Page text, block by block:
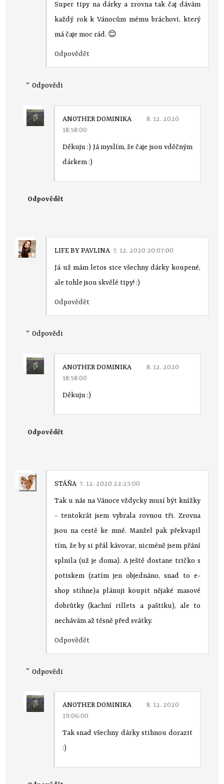
Super tipy na dárky a zrovna tak čaj dávám
každý rok k Vánocům mému bráchovi, který
má čaje moc rád. 😊
Odpovědět
Odpovědi
ANOTHER DOMINIKA
8. 12. 2020
18:58:00
Děkuju :) Já myslím, že čaje jsou vděčným
dárkem :)
Odpovědět
LIFE BY PAVLINA 7. 12. 2020 20:07:00
Já už mám letos sice všechny dárky koupené,
ale tohle jsou skvělé tipy! :)
Odpovědět
Odpovědi
ANOTHER DOMINIKA
8. 12. 2020
18:58:00
Děkuju :)
Odpovědět
STÁŇA 7. 12. 2020 22:25:00
Tak u nás na Vánoce vždycky musí být knížky
- tentokrát jsem vybrala rovnou tři. Zrovna
jsou na cestě ke mně. Manžel pak překvapil
tím, že by si přál kávovar, nicméně jsem přání
splnila (už je doma). A ještě dostane tričko s
potiskem (zatím jen objednáno, snad to e-
shop stihne)a plánuji koupit nějaké masové
dobrůtky (kachní rillets a paštiku), ale to
nechávám až těsně před svátky.
Odpovědět
Odpovědi
ANOTHER DOMINIKA
8. 12. 2020
19:06:00
Tak snad všechny dárky stihnou dorazit
:)